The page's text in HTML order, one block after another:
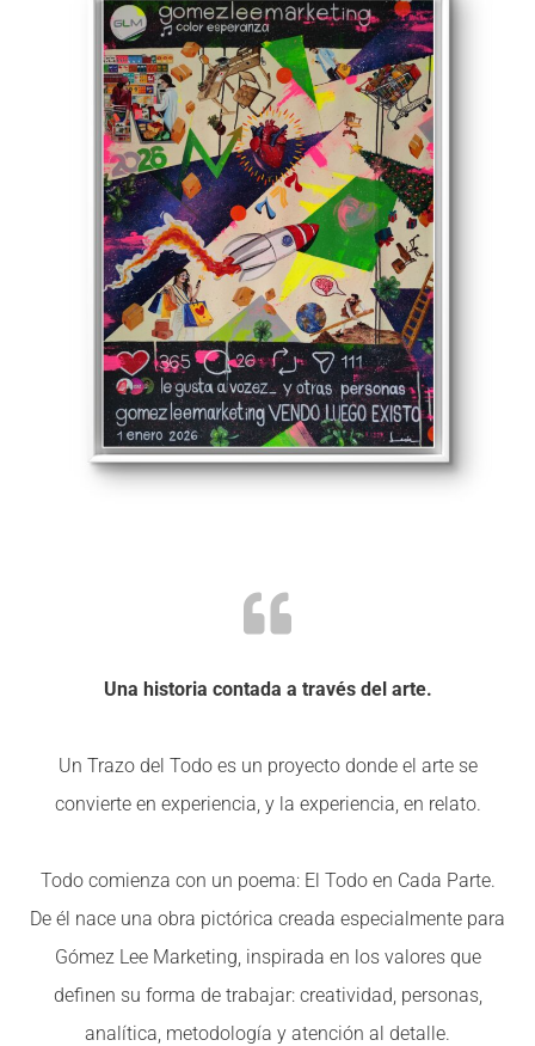
Una historia contada a través del arte.
Un Trazo del Todo es un proyecto donde el arte se
convierte en experiencia, y la experiencia, en relato.
Todo comienza con un poema: El Todo en Cada Parte.
De él nace una obra pictórica creada especialmente para
Gómez Lee Marketing, inspirada en los valores que
definen su forma de trabajar: creatividad, personas,
analítica, metodología y atención al detalle.